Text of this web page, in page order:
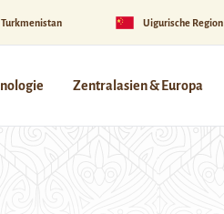
Turkmenistan Uigurische Region
Zentralasien & Europa